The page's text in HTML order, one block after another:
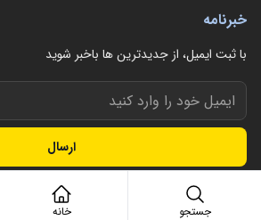
خبرنامه
با ثبت ایمیل، از جدید‌ترین ها با‌خبر شوید
ارسال
جستجو خانه